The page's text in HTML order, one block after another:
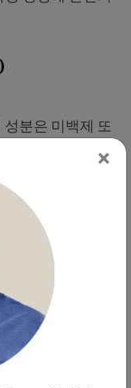
분은 미백제 또
생각됩니다. 카세
기 섭취의 영향
하지만, 이전에
있으며 자가 면
어졌는지는 수수
토머, 레진, 가소
×